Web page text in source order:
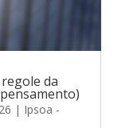
da
| Ipsoa -